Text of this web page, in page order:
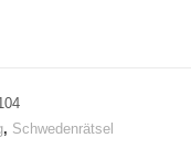
, Schwedenrätsel